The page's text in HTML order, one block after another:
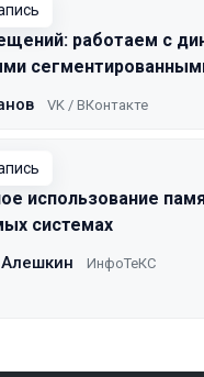
работаем с
VK / ВКонтакте
использование
системах
ИнфоТеКС